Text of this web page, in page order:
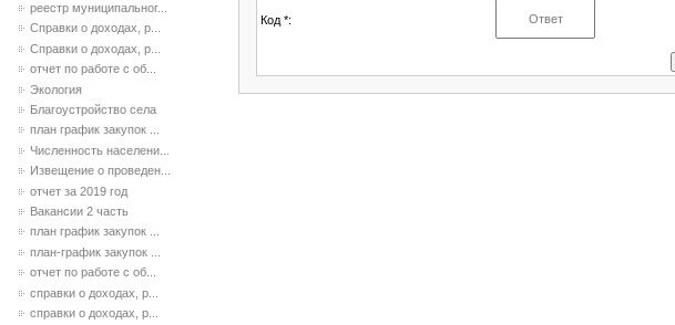
реестр муниципальног...
Справки о доходах, р...
Справки о доходах, р...
отчет по работе с об...
Экология
Благоустройство села
план график закупок ...
Численность населени...
Извещение о проведен...
отчет за 2019 год
Вакансии 2 часть
план график закупок ...
план-график закупок ...
отчет по работе с об...
справки о доходах, р...
справки о доходах, р...
Код *: